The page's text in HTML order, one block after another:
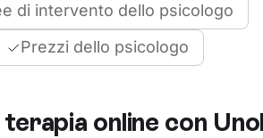
di intervento dello psicologo
Prezzi dello psicologo
online con